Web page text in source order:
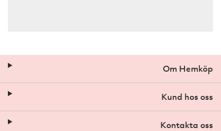
Om Hemköp
Kund hos oss
Kontakta oss